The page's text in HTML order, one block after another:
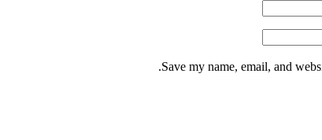
Save my name, email, and